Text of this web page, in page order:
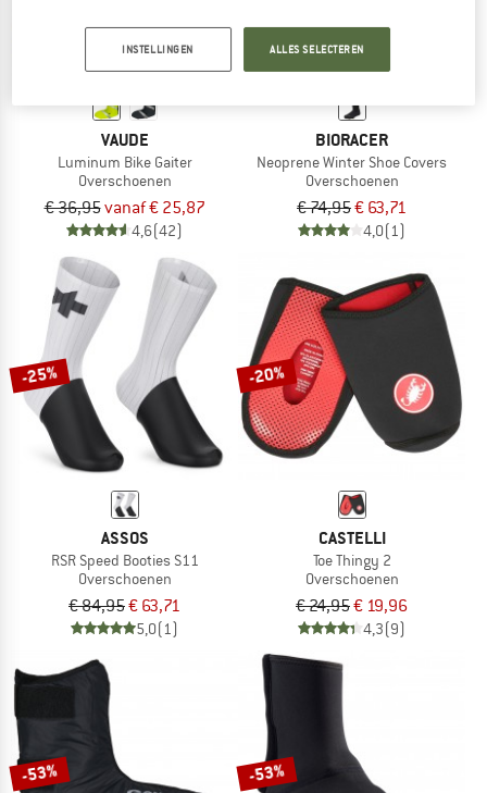
VAUDE
Luminum Bike Gaiter
Overschoenen
€ 36,95vanaf € 25,87
4,6(42)
BIORACER
Neoprene Winter Shoe Covers
Overschoenen
€ 74,95€ 63,71
4,0(1)
-25%
ASSOS
RSR Speed Booties S11
Overschoenen
€ 84,95€ 63,71
5,0(1)
-20%
CASTELLI
Toe Thingy 2
Overschoenen
€ 24,95€ 19,96
4,3(9)
-53% -53%
INSTELLINGEN ALLES SELECTEREN